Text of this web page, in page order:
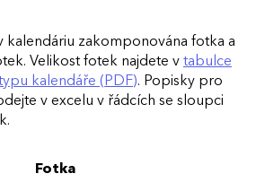
kalendáriu zakomponována fotka a
Velikost fotek najdete v tabulce
kalendáře (PDF). Popisky pro
v excelu v řádcích se sloupci
Fotka